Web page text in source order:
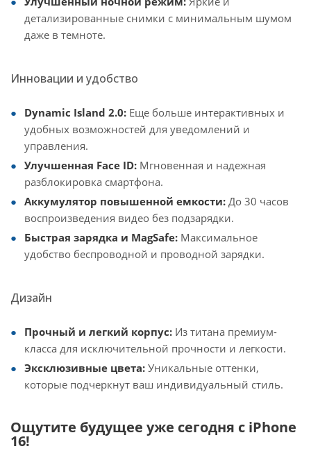
детализированные снимки с минимальным шумом
даже в темноте.
Инновации и удобство
Dynamic Island 2.0: Еще больше интерактивных и
удобных возможностей для уведомлений и
управления.
Улучшенная Face ID: Мгновенная и надежная
разблокировка смартфона.
Аккумулятор повышенной емкости: До 30 часов
воспроизведения видео без подзарядки.
Быстрая зарядка и MagSafe: Максимальное
удобство беспроводной и проводной зарядки.
Дизайн
Прочный и легкий корпус: Из титана премиум-
класса для исключительной прочности и легкости.
Эксклюзивные цвета: Уникальные оттенки,
которые подчеркнут ваш индивидуальный стиль.
Ощутите будущее уже сегодня с iPhone
16!